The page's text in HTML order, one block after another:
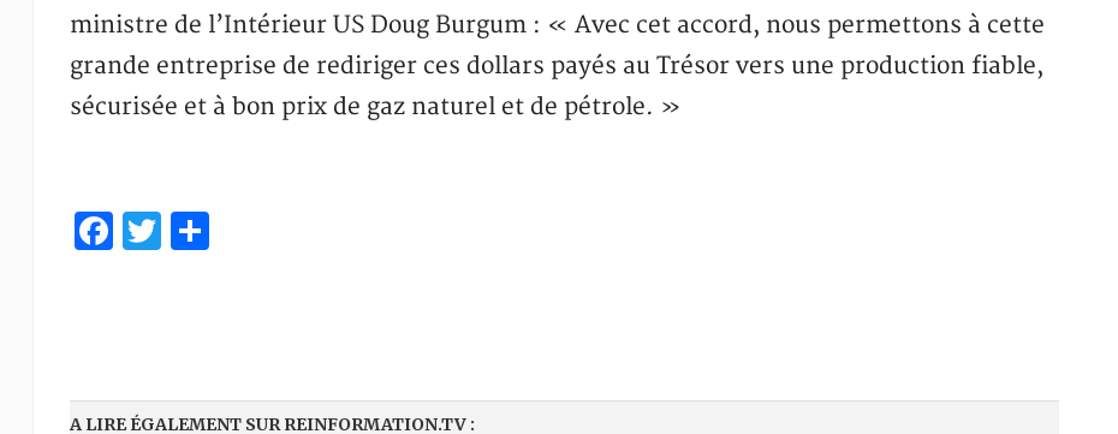
ministre de l’Intérieur US Doug Burgum : « Avec cet accord, nous permettons à cette
grande entreprise de rediriger ces dollars payés au Trésor vers une production fiable,
sécurisée et à bon prix de gaz naturel et de pétrole. »
Facebook
Twitter
Partager
A LIRE ÉGALEMENT SUR REINFORMATION.TV :